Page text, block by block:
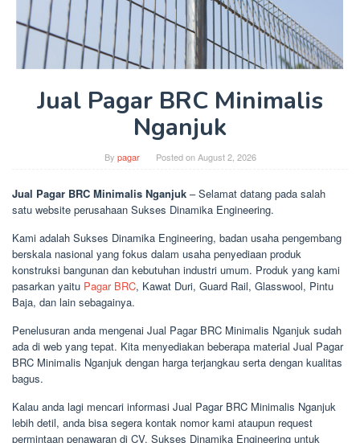
Jual Pagar BRC Minimalis
Nganjuk
By pagar Posted onAugust 2, 2026
Jual Pagar BRC Minimalis Nganjuk – Selamat datang pada salah
satu website perusahaan Sukses Dinamika Engineering.
Kami adalah Sukses Dinamika Engineering, badan usaha pengembang
berskala nasional yang fokus dalam usaha penyediaan produk
konstruksi bangunan dan kebutuhan industri umum. Produk yang kami
pasarkan yaitu Pagar BRC, Kawat Duri, Guard Rail, Glasswool, Pintu
Baja, dan lain sebagainya.
Penelusuran anda mengenai Jual Pagar BRC Minimalis Nganjuk sudah
ada di web yang tepat. Kita menyediakan beberapa material Jual Pagar
BRC Minimalis Nganjuk dengan harga terjangkau serta dengan kualitas
bagus.
Kalau anda lagi mencari informasi Jual Pagar BRC Minimalis Nganjuk
lebih detil, anda bisa segera kontak nomor kami ataupun request
permintaan penawaran di CV. Sukses Dinamika Engineering untuk